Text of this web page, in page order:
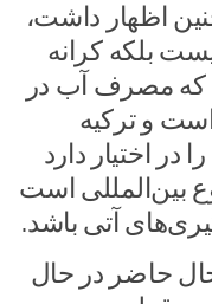
اظهار داشت،
بلکه کرانه
که مصرف آب در
است و ترکیه
اختیار دارد
بین‌المللی است
آتی باشد.
حاضر در حال